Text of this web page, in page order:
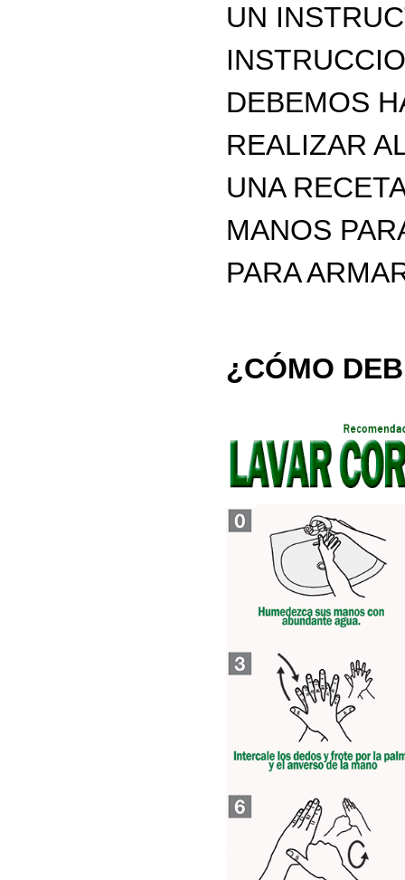
UN
DEBEMOS
REALIZAR
UNA
MANOS
PARA
¿CÓMO